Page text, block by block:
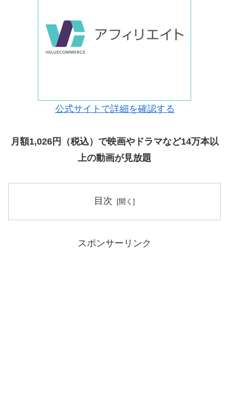
公式サイトで詳細を確認する
月額1,026円（税込）で映画やドラマなど14万本以
上の動画が見放題
目次
スポンサーリンク